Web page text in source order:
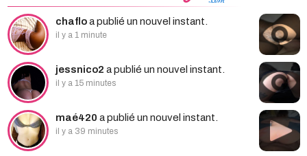
chafloa publié un nouvel instant.
il y a 1 minute
jessnico2 a publié un nouvel instant.
il y a 15 minutes
maé420 a publié un nouvel instant.
il y a 39 minutes